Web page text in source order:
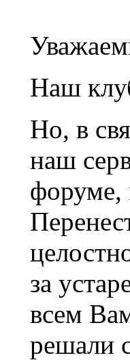
Наш
Но, в
наш
форуме,
за
всем
решали